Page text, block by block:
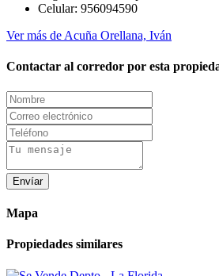
Celular: 956094590
Ver más de Acuña Orellana, Iván
Contactar al corredor por esta
Envíar
Mapa
Propiedades similares